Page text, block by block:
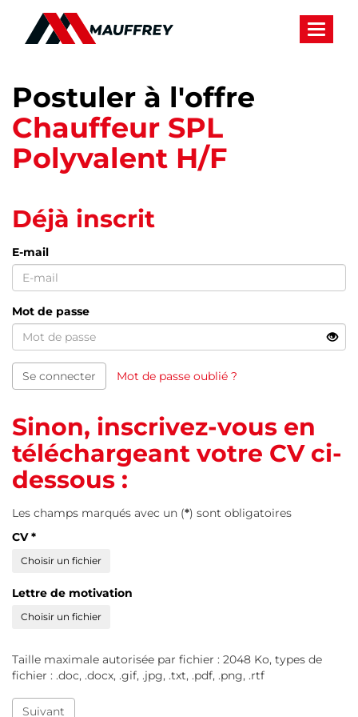
Postuler à l'offre
Chauffeur SPL
Polyvalent H/F
Déjà inscrit
E-mail
Mot de passe
Se connecter Mot de passe oublié ?
Sinon, inscrivez-vous en
téléchargeant votre CV ci-
dessous :
Les champs marqués avec un (*) sont obligatoires
CV *
Choisir un fichier
Lettre de motivation
Choisir un fichier
Taille maximale autorisée par fichier : 2048 Ko, types de
fichier : .doc, .docx, .gif, .jpg, .txt, .pdf, .png, .rtf
Suivant